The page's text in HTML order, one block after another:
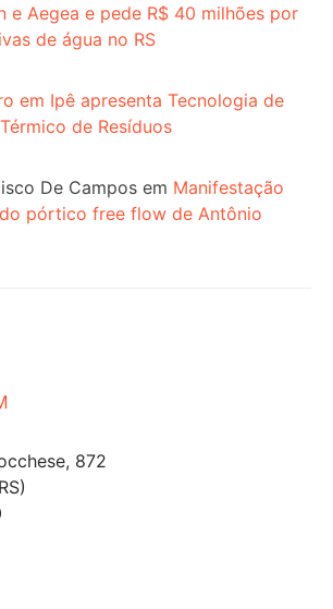
e Aegea e pede R$ 40 milhões por
de água no RS
em Ipê apresenta Tecnologia de
de Resíduos
De Campos em Manifestação
pórtico free flow de Antônio
872